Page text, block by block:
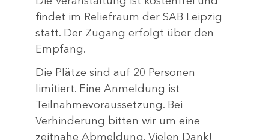
findet im Reliefraum der SAB Leipzig
statt. Der Zugang erfolgt über den
Empfang.
Die Plätze sind auf 20 Personen
limitiert. Eine Anmeldung ist
Teilnahmevoraussetzung. Bei
Verhinderung bitten wir um eine
zeitnahe Abmeldung. Vielen Dank!